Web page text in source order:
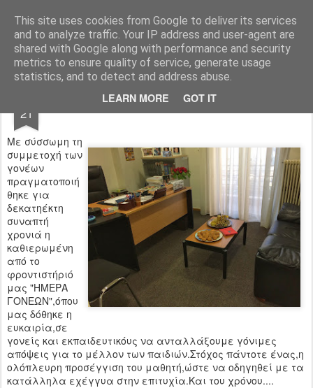
This site uses cookies from Google to deliver its services
and to analyze traffic. Your IP address and user-agent are
shared with Google along with performance and security
metrics to ensure quality of service, generate usage
statistics, and to detect and address abuse.
LEARN MORE GOT IT
Φροντιστήριο Θεωρητικό Φλώρινας
Pages
21 ΗΜΕΡΑ ΓΟΝΕΩΝ 21/12/2013
Με σύσσωμη τη
συμμετοχή των
γονέων
πραγματοποιή
θηκε για
δεκατηέκτη
συναπτή
χρονιά η
καθιερωμένη
από το
φροντιστήριό
μας "ΗΜΕΡΑ
ΓΟΝΕΩΝ",όπου
μας δόθηκε η
ευκαιρία,σε
γονείς και εκπαιδευτικόυς να ανταλλάξουμε γόνιμες
απόψεις για το μέλλον των παιδιών.Στόχος πάντοτε ένας,η
ολόπλευρη προσέγγιση του μαθητή,ώστε να οδηγηθεί με τα
κατάλληλα εχέγγυα στην επιτυχία.Και του χρόνου....